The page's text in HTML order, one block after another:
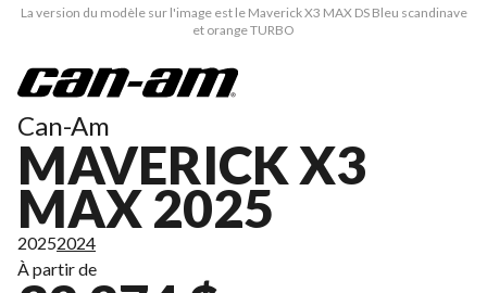
La version du modèle sur l'image est le Maverick X3 MAX DS Bleu scandinave
et orange TURBO
Can-Am
MAVERICK X3
MAX 2025
20252024
À partir de